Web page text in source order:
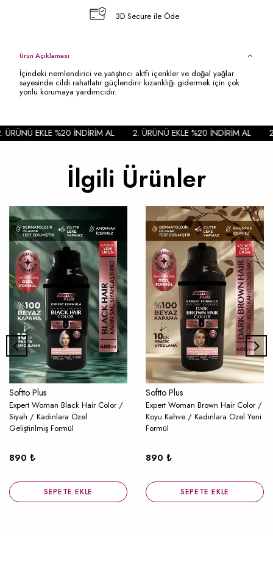
3D Secure ile Öde
Ürün Açıklaması
İçindeki nemlendirici ve yatıştırıcı aktfi içerikler ve doğal yağlar
sayesinde cildi rahatlatır güçlendirir kızarıklığı gidermek için çok
yönlü korumaya yardımcıdır.
EKLE %20 İNDİRİM AL 2. ÜRÜNÜ EKLE %20 İNDİRİM AL
İlgili Ürünler
Softto Plus
Expert Woman Black Hair Color /
Siyah / Kadınlara Özel
Geliştirilmiş Formül
890 ₺
SEPETE EKLE
Softto Plus
Expert Woman Brown Hair Color /
Koyu Kahve / Kadınlara Özel Yeni
Formül
890 ₺
SEPETE EKLE